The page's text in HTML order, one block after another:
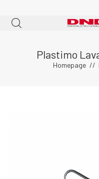
Plastimo
Homepage